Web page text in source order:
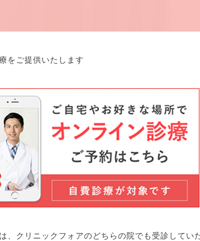
をご提供いたします
、クリニックフォアのどちらの院でも受診してい